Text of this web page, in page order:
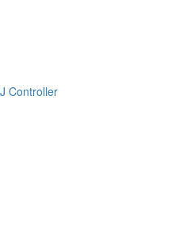
Controller